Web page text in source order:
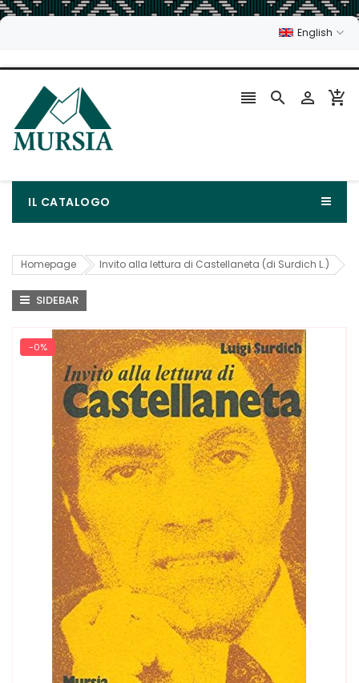
English
   
IL CATALOGO
Homepage Invito alla lettura di Castellaneta (di Surdich L.)
SIDEBAR
-0%